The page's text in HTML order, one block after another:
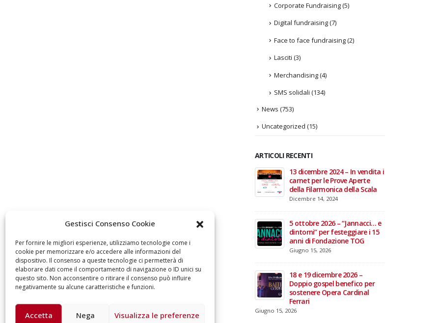
Gestisci Consenso Cookie
Per fornire le migliori esperienze, utilizziamo tecnologie come i
cookie per memorizzare e/o accedere alle informazioni del
dispositivo. Il consenso a queste tecnologie ci permetterà di
elaborare dati come il comportamento di navigazione o ID unici su
questo sito. Non acconsentire o ritirare il consenso può influire
negativamente su alcune caratteristiche e funzioni.
Accetta Nega Visualizza le preferenze
Corporate Fundraising(5)
Digital fundraising(7)
Face to face fundraising(2)
Lasciti (3)
Merchandising(4)
SMS solidali (134)
News (753)
Uncategorized (15)
ARTICOLI RECENTI
17, 2026
5 ottobre 2026 – “Jannacci… e
anni di Fondazione TOG
Giugno 15, 2026
18 e 19 dicembre 2026 –
Doppio gospel benefico per
22 giugno 2026 – Terrazze del
Duomo: apertura serale
straordinaria per Fondazione
Cieli Azzurri
3 giugno 2026 – Al Teatro
Fraschini di Pavia il concerto
inaugurale di UniON –
Maggio 13, 2026
Un evento di Natale per
Aragorn